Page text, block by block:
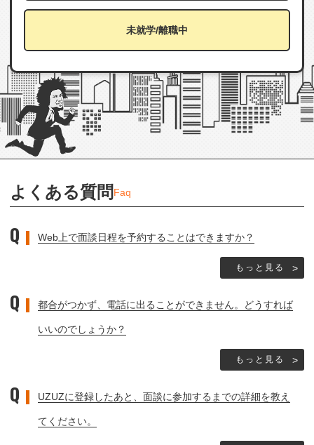
未就学/離職中
よくある質問 Faq
Web上で面談日程を予約することはできますか？
もっと見る
都合がつかず、電話に出ることができません。どうすれば
いいのでしょうか？
もっと見る
UZUZに登録したあと、面談に参加するまでの詳細を教え
てください。